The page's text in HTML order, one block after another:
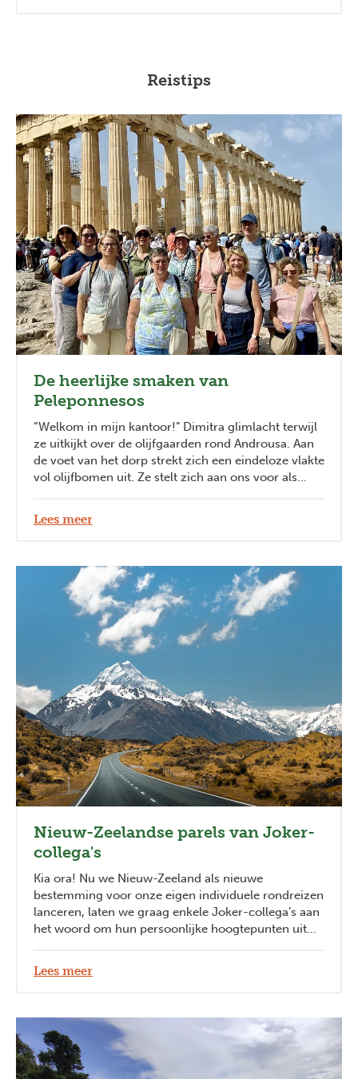
Reistips
De heerlijke smaken van
Peleponnesos
“Welkom in mijn kantoor!” Dimitra glimlacht terwijl
ze uitkijkt over de olijfgaarden rond Androusa. Aan
de voet van het dorp strekt zich een eindeloze vlakte
vol olijfbomen uit. Ze stelt zich aan ons voor als
passie voor het vloeibare Griekse goud over op
Lees meer
Nieuw-Zeelandse parels van Joker-
collega's
Kia ora! Nu we Nieuw-Zeeland als nieuwe
bestemming voor onze eigen individuele rondreizen
lanceren, laten we graag enkele Joker-collega’s aan
het woord om hun persoonlijke hoogtepunten uit
Lees meer